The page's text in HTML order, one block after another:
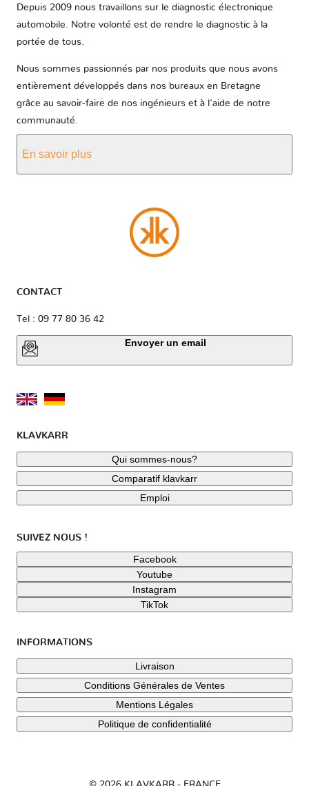
Depuis 2009 nous travaillons sur le diagnostic électronique
automobile. Notre volonté est de rendre le diagnostic à la
portée de tous.
Nous sommes passionnés par nos produits que nous avons
entièrement développés dans nos bureaux en Bretagne
grâce au savoir-faire de nos ingénieurs et à l'aide de notre
communauté.
En savoir plus
CONTACT
Tel : 09 77 80 36 42
Envoyer un email
KLAVKARR
Qui sommes-nous?
Comparatif klavkarr
Emploi
SUIVEZ NOUS !
Facebook
Youtube
Instagram
TikTok
INFORMATIONS
Livraison
Conditions Générales de Ventes
Mentions Légales
Politique de confidentialité